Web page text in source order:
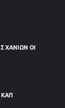
ΧΑΝΊΩΝ ΟΙ
ΚΑΠ